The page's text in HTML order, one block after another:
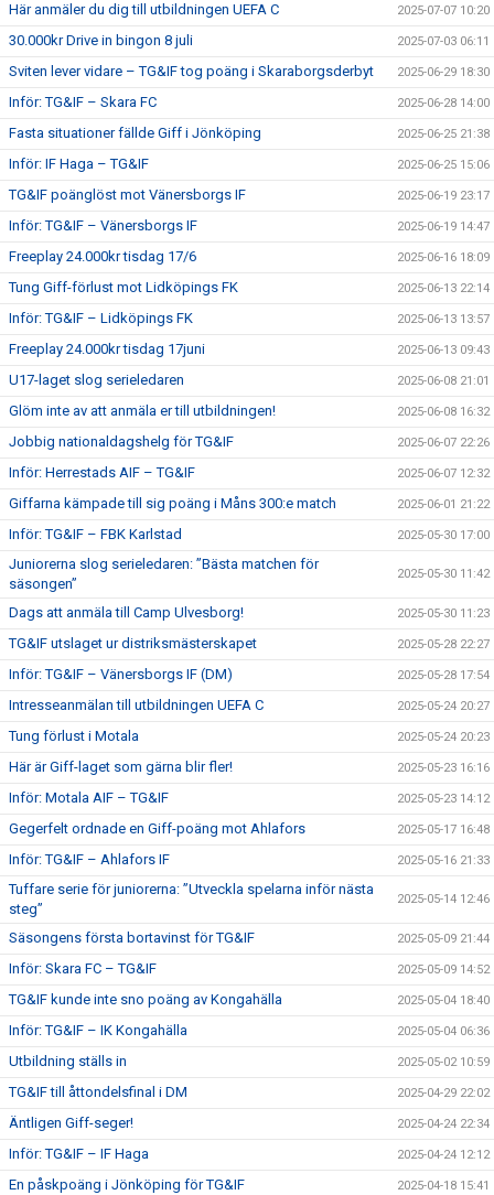
Här anmäler du dig till utbildningen UEFA C 2025-07-07 10:20
30.000kr Drive in bingon 8 juli 2025-07-03 06:11
Sviten lever vidare – TG&IF tog poäng i Skaraborgsderbyt 2025-06-29 18:30
Inför: TG&IF – Skara FC 2025-06-28 14:00
Fasta situationer fällde Giff i Jönköping 2025-06-25 21:38
Inför: IF Haga – TG&IF 2025-06-25 15:06
TG&IF poänglöst mot Vänersborgs IF 2025-06-19 23:17
Inför: TG&IF – Vänersborgs IF 2025-06-19 14:47
Freeplay 24.000kr tisdag 17/6 2025-06-16 18:09
Tung Giff-förlust mot Lidköpings FK 2025-06-13 22:14
Inför: TG&IF – Lidköpings FK 2025-06-13 13:57
Freeplay 24.000kr tisdag 17juni 2025-06-13 09:43
U17-laget slog serieledaren 2025-06-08 21:01
Glöm inte av att anmäla er till utbildningen! 2025-06-08 16:32
Jobbig nationaldagshelg för TG&IF 2025-06-07 22:26
Inför: Herrestads AIF – TG&IF 2025-06-07 12:32
Giffarna kämpade till sig poäng i Måns 300:e match 2025-06-01 21:22
Inför: TG&IF – FBK Karlstad 2025-05-30 17:00
Juniorerna slog serieledaren: ”Bästa matchen för
säsongen”
2025-05-30 11:42
Dags att anmäla till Camp Ulvesborg! 2025-05-30 11:23
TG&IF utslaget ur distriksmästerskapet 2025-05-28 22:27
Inför: TG&IF – Vänersborgs IF (DM) 2025-05-28 17:54
Intresseanmälan till utbildningen UEFA C 2025-05-24 20:27
Tung förlust i Motala 2025-05-24 20:23
Här är Giff-laget som gärna blir fler! 2025-05-23 16:16
Inför: Motala AIF – TG&IF 2025-05-23 14:12
Gegerfelt ordnade en Giff-poäng mot Ahlafors 2025-05-17 16:48
Inför: TG&IF – Ahlafors IF 2025-05-16 21:33
Tuffare serie för juniorerna: ”Utveckla spelarna inför nästa
steg”
2025-05-14 12:46
Säsongens första bortavinst för TG&IF 2025-05-09 21:44
Inför: Skara FC – TG&IF 2025-05-09 14:52
TG&IF kunde inte sno poäng av Kongahälla 2025-05-04 18:40
Inför: TG&IF – IK Kongahälla 2025-05-04 06:36
Utbildning ställs in 2025-05-02 10:59
TG&IF till åttondelsfinal i DM 2025-04-29 22:02
Äntligen Giff-seger! 2025-04-24 22:34
Inför: TG&IF – IF Haga 2025-04-24 12:12
En påskpoäng i Jönköping för TG&IF 2025-04-18 15:41